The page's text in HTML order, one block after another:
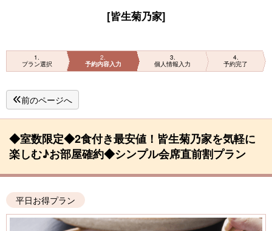
[皆生菊乃家]
1
プラン選択
2
予約内容入力
3
個人情報入力
4
予約完了
前のページへ
◆室数限定◆2食付き最安値！皆生菊乃家を気軽に
楽しむ♪お部屋確約◆シンプル会席直前割プラン
平日お得プラン